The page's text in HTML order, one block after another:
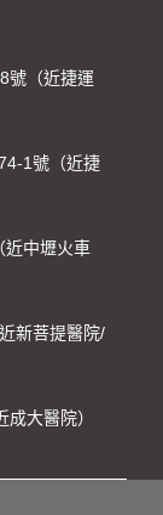
號（近捷運
1號（近捷
近中壢火車
新菩提醫院/
大醫院）